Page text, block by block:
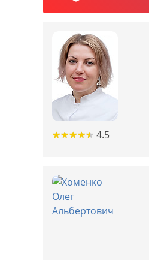
★★★★★
★★★★★ 4.5